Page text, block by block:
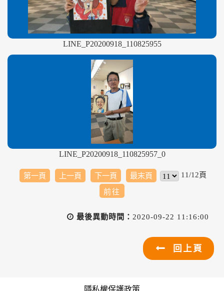
LINE_P20200918_110825955
LINE_P20200918_110825957_0
第一頁 上一頁 下一頁 最末頁 11/12頁
最後異動時間： 2020-09-22 11:16:00
回上頁
隱私權保護政策